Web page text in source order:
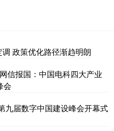
调 政策优化路径渐趋明朗
信报国：中国电科四大产业
会
九届数字中国建设峰会开幕式